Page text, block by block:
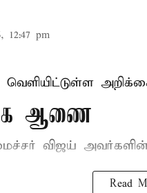
12:47 pm
ஆணை
விஜய்
Read